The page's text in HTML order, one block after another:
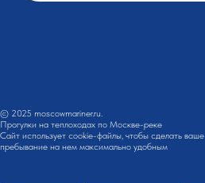
© 2025 moscowmariner.ru.
Прогулки на теплоходах по Москве-реке
Сайт использует cookie-файлы, чтобы сделать ваше
пребывание на нем максимально удобным